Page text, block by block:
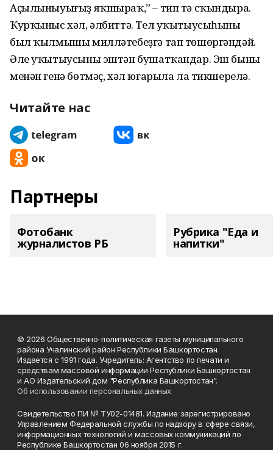
Аҫылыныуығыҙ яҡшыраҡ,” – тип тә сҡындыра.
Ҡурҡыныс хәл, әлбиттә. Тел уҡытыусыһының
был ҡылмышы милләтебеҙгә тап төшөргәндәй.
Әле уҡытыусыны эштән бушатҡандар. Эш бының
менән генә бөтмәҫ, хәл юғарыла ла тикшерелә.
Читайте нас
Партнеры
Фотобанк
журналистов РБ
Рубрика "Еда и
напитки"
© 2026 Общественно-политическая газеты муниципального
района Учалинский район Республики Башкортостан.
Издается с 1991 года. Учредитель: Агентство по печати и
средствам массовой информации Республики Башкортостан
и АО Издательский дом "Республика Башкортостан".
Об использовании персональных данных
Свидетельство ПИ № ТУ02-01481. Издание зарегистрировано
Управлением Федеральной службы по надзору в сфере связи,
информационных технологий и массовых коммуникаций по
Республике Башкортостан 06 ноября 2015 г.